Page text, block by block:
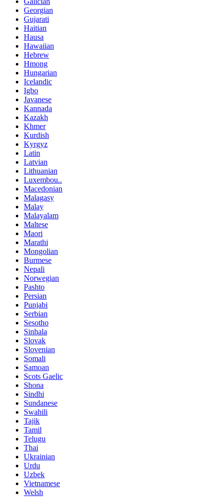
Georgian
Gujarati
Haitian
Hausa
Hawaiian
Hebrew
Hmong
Hungarian
Icelandic
Igbo
Javanese
Kannada
Kazakh
Khmer
Kurdish
Kyrgyz
Latin
Latvian
Lithuanian
Luxembou..
Macedonian
Malagasy
Malay
Malayalam
Maltese
Maori
Marathi
Mongolian
Burmese
Nepali
Norwegian
Pashto
Persian
Punjabi
Serbian
Sesotho
Sinhala
Slovak
Slovenian
Somali
Samoan
Scots Gaelic
Shona
Sindhi
Sundanese
Swahili
Tajik
Tamil
Telugu
Thai
Ukrainian
Urdu
Uzbek
Vietnamese
Welsh